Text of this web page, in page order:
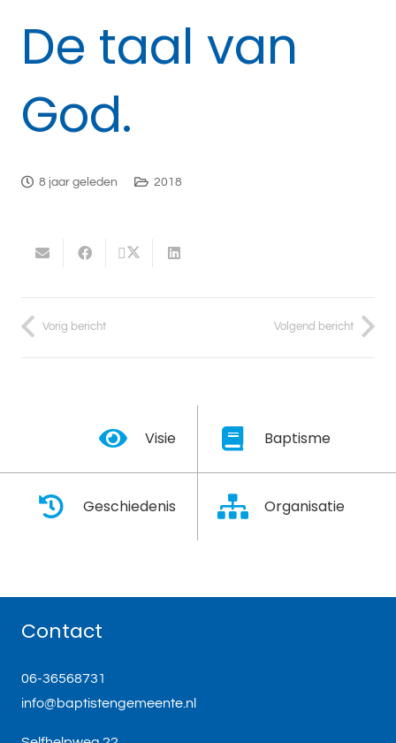
De taal van
God.
8 jaar geleden 2018
Vorig bericht Volgend bericht
Visie Baptisme
Geschiedenis Organisatie
Contact
06-36568731
info@baptistengemeente.nl